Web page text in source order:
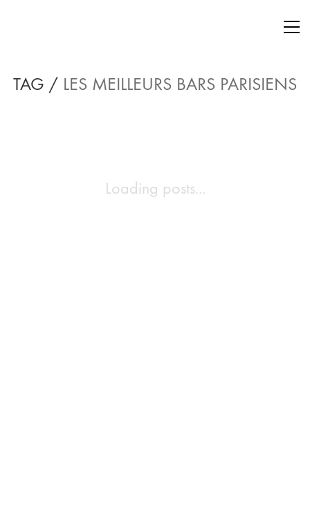
TAG / LES MEILLEURS BARS PARISIENS
Loading posts...